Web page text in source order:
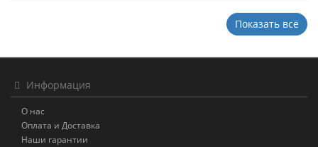
Показать всё
Информация
О нас
Оплата и Доставка
Наши гарантии